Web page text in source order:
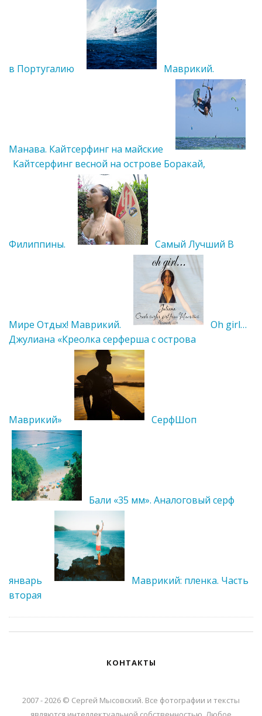
в Португалию Маврикий.
Манава. Кайтсерфинг на майские
Кайтсерфинг весной на острове Боракай,
Филиппины. Самый Лучший В
Мире Отдых! Маврикий.
Oh girl…
Джулиана «Креолка серферша с острова
Маврикий» СерфШоп
Бали «35 мм». Аналоговый серф
январь
Маврикий: пленка. Часть
вторая
КОНТАКТЫ
2007 - 2026 © Сергей Мысовский. Все фотографии и тексты